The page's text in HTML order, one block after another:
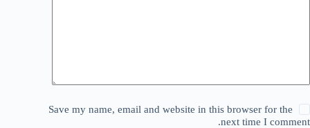
Save my name, email and website in this browser for the
next time I comment.